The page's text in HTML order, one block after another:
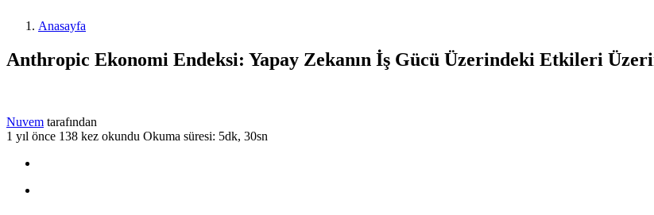
Anasayfa
Anthropic Ekonomi Endeksi: Yapay Zekanın İş Gücü Üzerindeki Etkileri
Nuvem tarafından
1 yıl önce 138 kez okundu Okuma süresi: 5dk, 30sn